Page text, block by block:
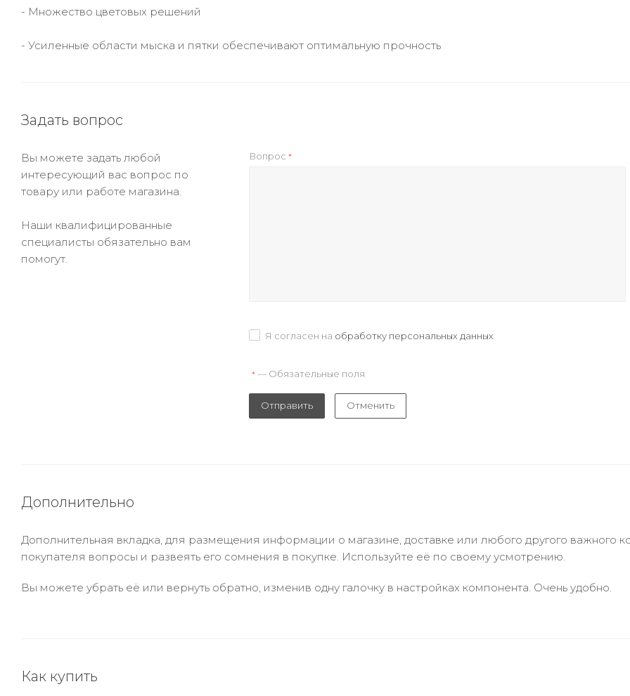
- Множество цветовых решений
- Усиленные области мыска и пятки обеспечивают оптимальную прочность
Задать вопрос
Вы можете задать любой
интересующий вас вопрос по
товару или работе магазина.
Наши квалифицированные
специалисты обязательно вам
помогут.
Вопрос *
Я согласен на обработку персональных данных
*— Обязательные поля
Отправить Отменить
Дополнительно
Дополнительная вкладка, для размещения информации о магазине, доставке или любого другого важного
покупателя вопросы и развеять его сомнения в покупке. Используйте её по своему усмотрению.
Вы можете убрать её или вернуть обратно, изменив одну галочку в настройках компонента. Очень удобно.
Как купить